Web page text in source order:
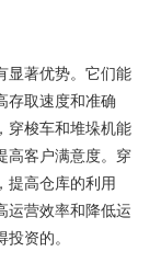
显著优势。它们能
存取速度和准确
穿梭车和堆垛机能
高客户满意度。穿
提高仓库的利用
运营效率和降低运
资的。